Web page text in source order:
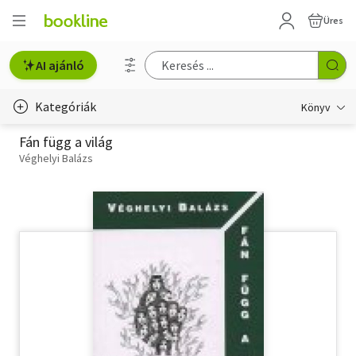
Üres
AI ajánló
Kategóriák Könyv
Életmód, egészség
Gyermek- és ifjúsági
Fán függ a világ
Véghelyi Balázs